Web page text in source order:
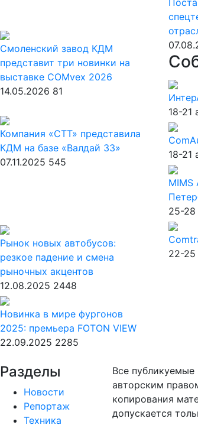
Смоленский завод КДМ
представит три новинки на
выставке COMvex 2026
14.05.2026 81
Компания «СТТ» представила
КДМ на базе «Валдай 33»
07.11.2025 545
Рынок новых автобусов:
резкое падение и смена
рыночных акцентов
12.08.2025 2448
Новинка в мире фургонов
2025: премьера FOTON VIEW
22.09.2025 2285
18-21
18-21
25-28
22-25
Разделы
Новости
Репортаж
Техника
Все
авторским
копирования
допускается